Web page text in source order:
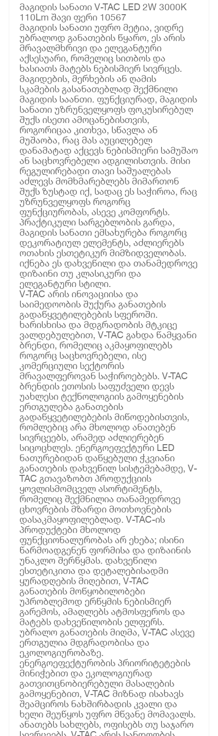
მაგიდის სანათი V-TAC LED 2W 3000K
110Lm შავი ფერი 10567
მაგიდის სანათი უფრო მეტია, ვიდრე
უბრალოდ განათების წყარო, ეს არის
მრავალმხრივი და ელეგანტური
აქსესუარი, რომელიც სითბოს და
ხასიათს მატებს ნებისმიერ სივრცეს.
მაგიდების, მერხების ან ღამის
სკამების გასანათებლად შექმნილი
მაგიდის საანთი. ფუნქციურად, მაგიდის
სანათი უზრუნველყოფს ფოკუსირებულ
შუქს ისეთი ამოცანებისთვის,
როგორიცაა კითხვა, სწავლა ან
მუშაობა, რაც მას აუცილებელ
დანამატად აქცევს ნებისმიერი სამუშაო
ან საცხოვრებელი ადგილისთვის. მისი
რეგულირებადი თავი საშუალებას
აძლევს მომხმარებლებს მიმართონ
შუქს ზუსტად იქ, სადაც ეს საჭიროა, რაც
უზრუნველყოფს როგორც
ფუნქციურობას, ასევე კომფორტს.
პრაქტიკული სარგებლობის გარდა,
მაგიდის სანათი ემსახურება როგორც
დეკორატიულ ელემენტს, აძლიერებს
ოთახის ესთეტიკურ მიმზიდველობას.
იქნება ეს დახვეწილი და თანამედროვე
დიზაინი თუ კლასიკური და
ელეგანტური სტილი.
V-TAC არის ინოვაციისა და
საიმედოობის შუქურა განათების
გადაწყვეტილებების სფეროში.
ხარისხისა და მდგრადობის მტკიცე
ვალდებულებით, V-TAC გახდა წამყვანი
ბრენდი, რომელიც აკმაყოფილებს
როგორც საცხოვრებელი, ისე
კომერციული სექტორის
მრავალფეროვან საჭიროებებს. V-TAC
ბრენდის ეთოსის საფუძველი დევს
უახლესი ტექნოლოგიის გამოყენების
ერთგულება განათების
გადაწყვეტილებების მიწოდებისთვის,
რომლებიც არა მხოლოდ ანათებენ
სივრცეებს, არამედ აძლიერებენ
სიცოცხლეს. ენერგოეფექტური LED
ნათურებიდან დაწყებული ჭკვიანი
განათების დახვეწილ სისტემებამდე, V-
TAC გთავაზობთ პროდუქციის
ყოვლისმომცველ ასორტიმენტს,
რომელიც შექმნილია თანამედროვე
ცხოვრების მზარდი მოთხოვნების
დასაკმაყოფილებლად. V-TAC-ის
პროდუქტები მხოლოდ
ფუნქციონალურობას არ ეხება; ისინი
წარმოადგენენ ფორმისა და დიზაინის
უნაკლო შერწყმას. დახვეწილი
ესთეტიკითა და დეტალებისადმი
ყურადღების მიღებით, V-TAC
განათების მოწყობილობები
უპრობლემოდ ერწყმის ნებისმიერ
გარემოს, ამაღლებს ატმოსფეროს და
მატებს დახვეწილობის ელფერს.
უბრალო განათების მიღმა, V-TAC ასევე
ერთგულია მდგრადობისა და
ეკოლოგიურობაზე.
ენერგოეფექტურობის პრიორიტეტების
მინიჭებით და ეკოლოგიურად
გათვითცნობიერებული მასალების
გამოყენებით, V-TAC მიზნად ისახავს
შეამციროს ნახშირბადის კვალი და
ხელი შეუწყოს უფრო მწვანე მომავალს.
ანათებს სახლებს, ოფისებს თუ საჯარო